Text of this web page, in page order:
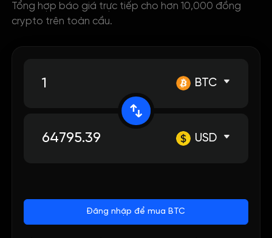
Tổng hợp báo giá trực tiếp cho hơn 10,000 đồng
crypto trên toàn cầu.
BTC
USD
Đăng nhập để mua BTC